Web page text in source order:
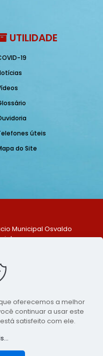
UTILIDADE
19
úteis
do Site
Municipal Osvaldo
CEP: 553370-128
1569
de Comunicação da
do Una - PE
- Agência Digital
oferecemos a melhor
continuar a usar este
satisfeito com ele.